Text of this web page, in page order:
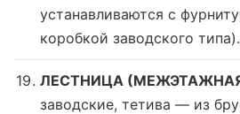
устанавливаются с
коробкой заводского типа).
ЛЕСТНИЦА
заводские, тетива — из